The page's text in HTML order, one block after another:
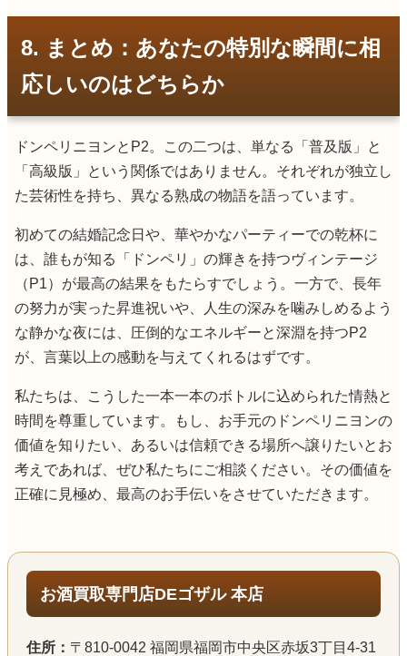
8. まとめ：あなたの特別な瞬間に相
応しいのはどちらか
ドンペリニヨンとP2。この二つは、単なる「普及版」と
「高級版」という関係ではありません。それぞれが独立し
た芸術性を持ち、異なる熟成の物語を語っています。
初めての結婚記念日や、華やかなパーティーでの乾杯に
は、誰もが知る「ドンペリ」の輝きを持つヴィンテージ
（P1）が最高の結果をもたらすでしょう。一方で、長年
の努力が実った昇進祝いや、人生の深みを噛みしめるよう
な静かな夜には、圧倒的なエネルギーと深淵を持つP2
が、言葉以上の感動を与えてくれるはずです。
私たちは、こうした一本一本のボトルに込められた情熱と
時間を尊重しています。もし、お手元のドンペリニヨンの
価値を知りたい、あるいは信頼できる場所へ譲りたいとお
考えであれば、ぜひ私たちにご相談ください。その価値を
正確に見極め、最高のお手伝いをさせていただきます。
お酒買取専門店DEゴザル 本店
住所： 〒810-0042 福岡県福岡市中央区赤坂3丁目4-31